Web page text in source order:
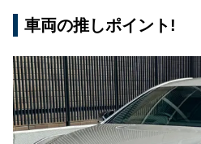
車両の推しポイント!